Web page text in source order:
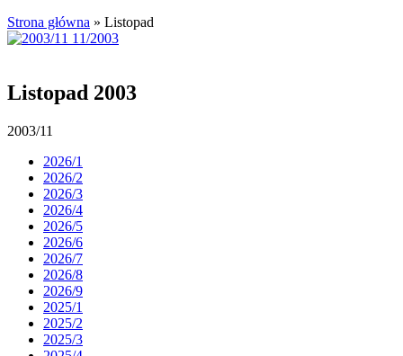
Strona główna » Listopad
Listopad 2003
2003/11
2026/1
2026/2
2026/3
2026/4
2026/5
2026/6
2026/7
2026/8
2026/9
2025/1
2025/2
2025/3